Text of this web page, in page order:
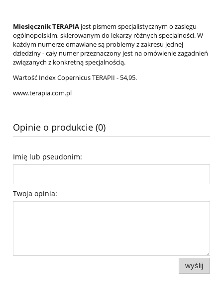
Miesięcznik TERAPIA jest pismem specjalistycznym o zasięgu
ogólnopolskim, skierowanym do lekarzy różnych specjalności. W
każdym numerze omawiane są problemy z zakresu jednej
dziedziny - cały numer przeznaczony jest na omówienie zagadnień
związanych z konkretną specjalnością.
Wartość Index Copernicus TERAPII - 54,95.
www.terapia.com.pl
Opinie o produkcie (0)
Imię lub pseudonim:
Twoja opinia:
wyślij